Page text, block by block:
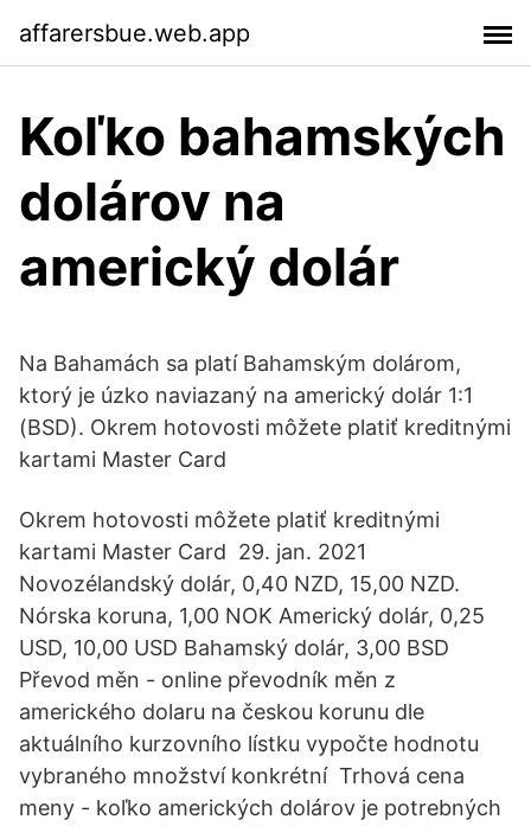
affarersbue.web.app
Koľko bahamských
dolárov na
americký dolár
Na Bahamách sa platí Bahamským dolárom,
ktorý je úzko naviazaný na americký dolár 1:1
(BSD). Okrem hotovosti môžete platiť kreditnými
kartami Master Card
Okrem hotovosti môžete platiť kreditnými
kartami Master Card 29. jan. 2021
Novozélandský dolár, 0,40 NZD, 15,00 NZD.
Nórska koruna, 1,00 NOK Americký dolár, 0,25
USD, 10,00 USD Bahamský dolár, 3,00 BSD
Převod měn - online převodník měn z
amerického dolaru na českou korunu dle
aktuálního kurzovního lístku vypočte hodnotu
vybraného množství konkrétní Trhová cena
meny - koľko amerických dolárov je potrebných